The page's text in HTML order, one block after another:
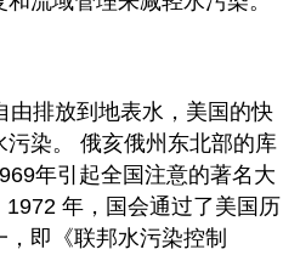
由排放到地表水，美国的快
染。 俄亥俄州东北部的库
年引起全国注意的著名大
1972 年，国会通过了美国历
即《联邦水污染控制